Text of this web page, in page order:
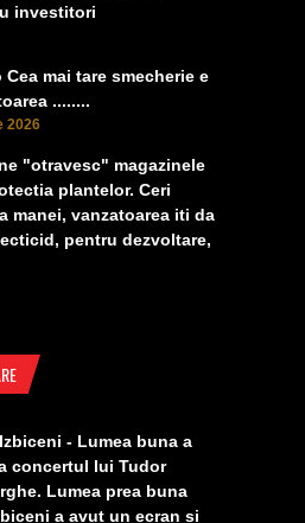
investitori
Cea mai tare smecherie e
........
2026
"otravesc" magazinele
plantelor. Ceri
manei, vanzatoarea iti da
pentru dezvoltare,
- Lumea buna a
concertul lui Tudor
Lumea prea buna
a avut un ecran si